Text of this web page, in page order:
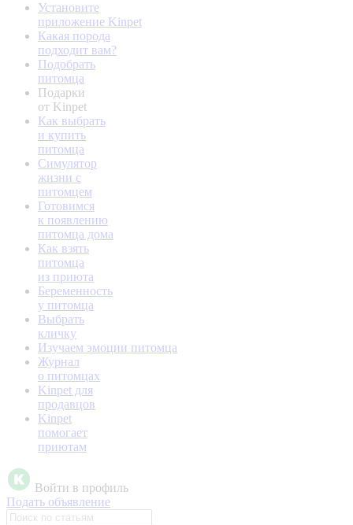
Установите
приложение Kinpet
Какая порода
подходит вам?
Подобрать
питомца
Подарки
от Kinpet
Как выбрать
и купить
питомца
Симулятор
жизни с
питомцем
Готовимся
к появлению
питомца дома
Как взять
питомца
из приюта
Беременность
у питомца
Выбрать
кличку
Изучаем эмоции питомца
Журнал
о питомцах
Kinpet для
продавцов
Kinpet
помогает
приютам
Войти в профиль
Подать объявление